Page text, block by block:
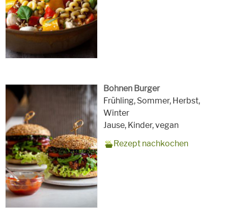
Bohnen Burger
Zubereitungszeit
90 Minuten plus Einweich- &
Kochzeit für die Bohnen
Rezept
für
3 große bis 5 kleinere Burger
Saison
Frühling, Sommer, Herbst,
Winter
Schlagworte
Jause, Kinder,vegan
Rezept nachkochen